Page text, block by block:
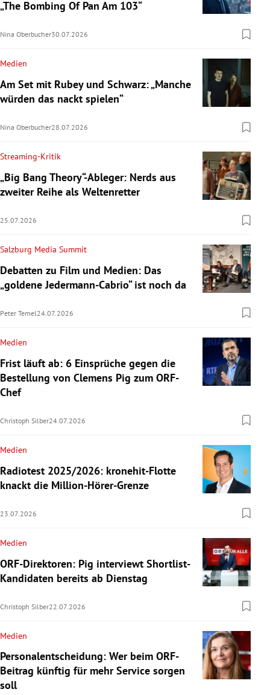
„The Bombing Of Pan Am 103“
Nina Oberbucher30.07.2026
Medien
Am Set mit Rubey und Schwarz: „Manche
würden das nackt spielen“
Nina Oberbucher28.07.2026
Streaming-Kritik
„Big Bang Theory“-Ableger: Nerds aus
zweiter Reihe als Weltenretter
25.07.2026
Salzburg Media Summit
Debatten zu Film und Medien: Das
„goldene Jedermann-Cabrio“ ist noch da
Peter Temel 24.07.2026
Medien
Frist läuft ab: 6 Einsprüche gegen die
Bestellung von Clemens Pig zum ORF-
Chef
Christoph Silber24.07.2026
Medien
Radiotest 2025/2026: kronehit-Flotte
knackt die Million-Hörer-Grenze
23.07.2026
Medien
ORF-Direktoren: Pig interviewt Shortlist-
Kandidaten bereits ab Dienstag
Christoph Silber22.07.2026
Medien
Personalentscheidung: Wer beim ORF-
Beitrag künftig für mehr Service sorgen
soll